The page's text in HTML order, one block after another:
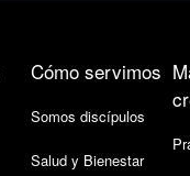
Cómo servimos
Somos discípulos
Salud y Bienestar